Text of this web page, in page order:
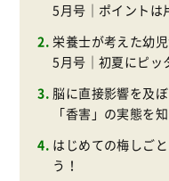
5月号｜ポイントは
栄養士が考えた幼
5月号｜初夏にピッ
脳に直接影響を及
「香害」の実態を
はじめての梅しご
う！